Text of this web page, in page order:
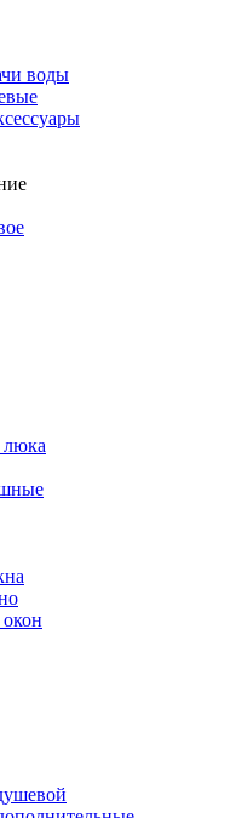
воды
люка